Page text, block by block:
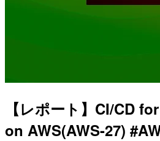
【レポート】CI/CD
on AWS(AWS-27)